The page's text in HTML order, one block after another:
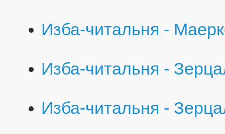
Изба-читальня -
Изба-читальня -
Изба-читальня -